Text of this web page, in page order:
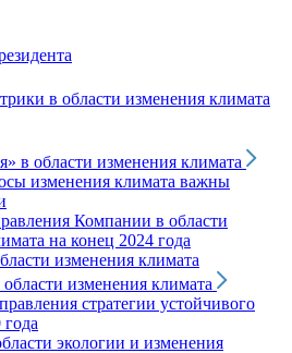
в области изменения климата
в области изменения климата
изменения климата важны
Компании в области
на конец 2024 года
изменения климата
изменения климата
стратегии устойчивого
года
экологии и изменения